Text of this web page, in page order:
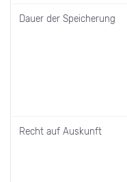
Dauer der Speicherung
Recht auf Auskunft